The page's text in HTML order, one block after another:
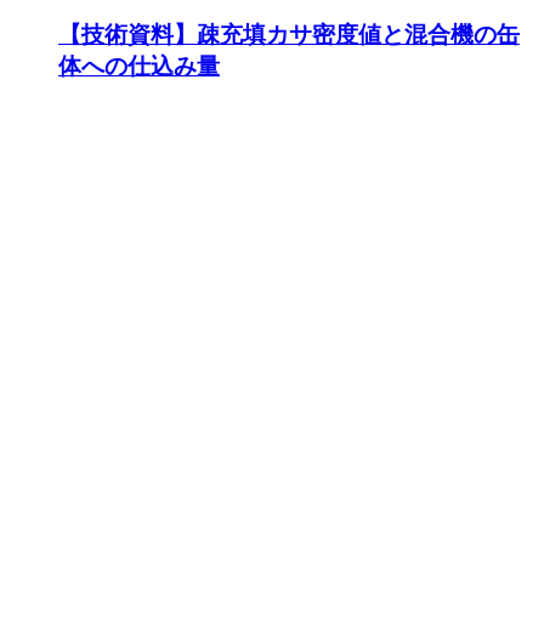
【技術資料】疎充填カサ密度値と混合機の缶
体への仕込み量